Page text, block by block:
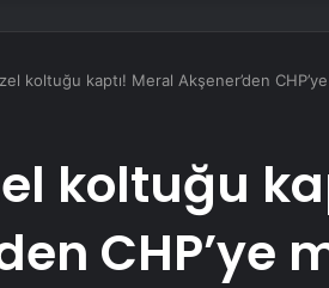
koltuğu kaptı! Meral Akşener’den
koltuğu
CHP’ye